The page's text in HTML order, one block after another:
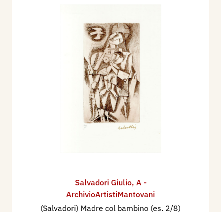
Salvadori Giulio, A -
ArchivioArtistiMantovani
(Salvadori) Madre col bambino (es. 2/8)